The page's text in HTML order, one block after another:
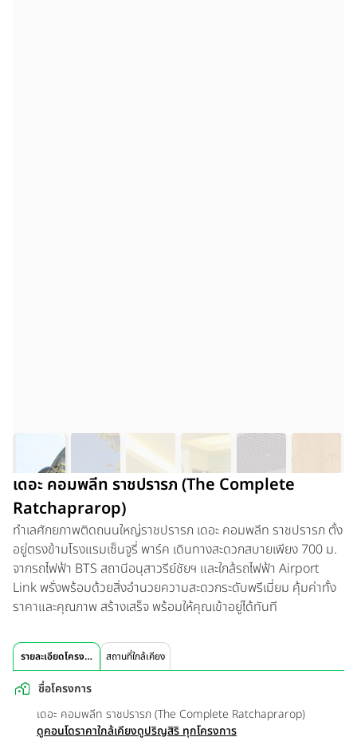
เดอะ คอมพลีท ราชปรารภ (The Complete
Ratchaprarop)
ทำเลศักยภาพติดถนนใหญ่ราชปรารภ เดอะ คอมพลีท ราชปรารภ ตั้ง
อยู่ตรงข้ามโรงแรมเซ็นจูรี่ พาร์ค เดินทางสะดวกสบายเพียง 700 ม.
จากรถไฟฟ้า BTS สถานีอนุสาวรีย์ชัยฯ และใกล้รถไฟฟ้า Airport
Link พรั่งพร้อมด้วยสิ่งอำนวยความสะดวกระดับพรีเมี่ยม คุ้มค่าทั้ง
ราคาและคุณภาพ สร้างเสร็จ พร้อมให้คุณเข้าอยู่ได้ทันที
รายละเอียดโครงการ สถานที่ใกล้เคียง
ชื่อโครงการ
เดอะ คอมพลีท ราชปรารภ (The Complete Ratchaprarop)
ดูคอนโดราคาใกล้เคียงดูปริญสิริ ทุกโครงการ